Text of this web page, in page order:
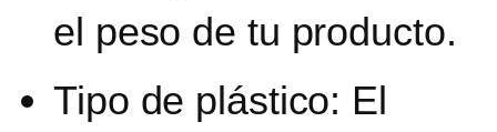
el peso de tu producto.
Tipo de plástico: El